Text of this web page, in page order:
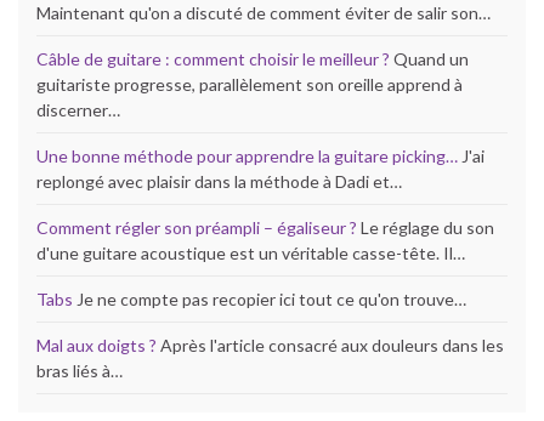
Maintenant qu'on a discuté de comment éviter de salir son…
Câble de guitare : comment choisir le meilleur ? Quand un
guitariste progresse, parallèlement son oreille apprend à
discerner…
Une bonne méthode pour apprendre la guitare picking…J'ai
replongé avec plaisir dans la méthode à Dadi et…
Comment régler son préampli – égaliseur ? Le réglage du son
d'une guitare acoustique est un véritable casse-tête. Il…
Tabs Je ne compte pas recopier ici tout ce qu'on trouve…
Mal aux doigts ? Après l'article consacré aux douleurs dans les
bras liés à…